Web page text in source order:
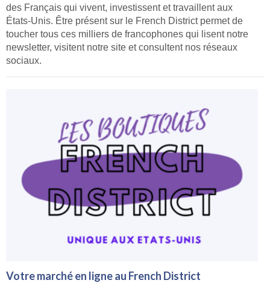
des Français qui vivent, investissent et travaillent aux
États-Unis. Être présent sur le French District permet de
toucher tous ces milliers de francophones qui lisent notre
newsletter, visitent notre site et consultent nos réseaux
sociaux.
Votre marché en ligne au French District